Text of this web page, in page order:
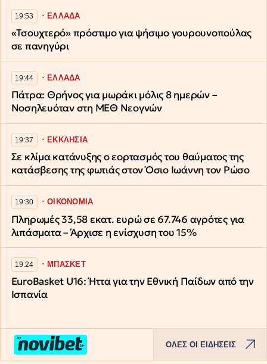
19:53 ∙ΕΛΛΑΔΑ
«Τσουχτερό» πρόστιμο για ψήσιμο γουρουνοπούλας
σε πανηγύρι
19:44 ∙ΕΛΛΑΔΑ
Πάτρα: Θρήνος για μωράκι μόλις 8 ημερών –
Νοσηλευόταν στη ΜΕΘ Νεογνών
19:37 ∙ΕΚΚΛΗΣΙΑ
Σε κλίμα κατάνυξης ο εορτασμός του θαύματος της
κατάσβεσης της φωτιάς στον Όσιο Ιωάννη τον Ρώσο
19:30 ∙ΟΙΚΟΝΟΜΙΑ
Πληρωμές 33,58 εκατ. ευρώ σε 67.746 αγρότες για
λιπάσματα – Άρχισε η ενίσχυση του 15%
19:24 ∙ΜΠΑΣΚΕΤ
EuroBasket U16: Ήττα για την Εθνική Παίδων από την
Ισπανία
ΟΛΕΣ ΟΙ ΕΙΔΗΣΕΙΣ